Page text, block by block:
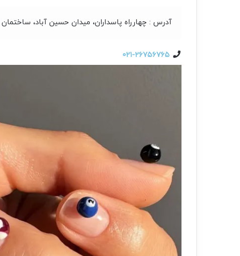
آدرس : چهارراه پاسداران، میدان حسین آباد، ساختمان
۰۲۱-۲۶۷۵۶۷۶۵